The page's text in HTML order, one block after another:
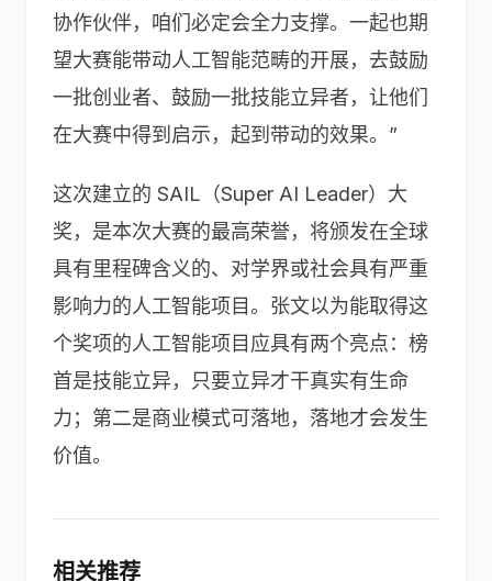
协作伙伴，咱们必定会全力支撑。一起也期
望大赛能带动人工智能范畴的开展，去鼓励
一批创业者、鼓励一批技能立异者，让他们
在大赛中得到启示，起到带动的效果。”
这次建立的 SAIL（Super AI Leader）大
奖，是本次大赛的最高荣誉，将颁发在全球
具有里程碑含义的、对学界或社会具有严重
影响力的人工智能项目。张文以为能取得这
个奖项的人工智能项目应具有两个亮点：榜
首是技能立异，只要立异才干真实有生命
力；第二是商业模式可落地，落地才会发生
价值。
相关推荐